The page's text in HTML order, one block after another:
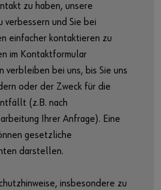
zu haben, unsere
verbessern und Sie bei
einfacher kontaktieren zu
im Kontaktformular
verbleiben bei uns, bis Sie uns
oder der Zweck für die
(z.B. nach
Ihrer Anfrage). Eine
gesetzliche
darstellen.
insbesondere zu